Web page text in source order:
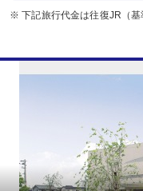
※ 下記旅行代金は往復JR（基